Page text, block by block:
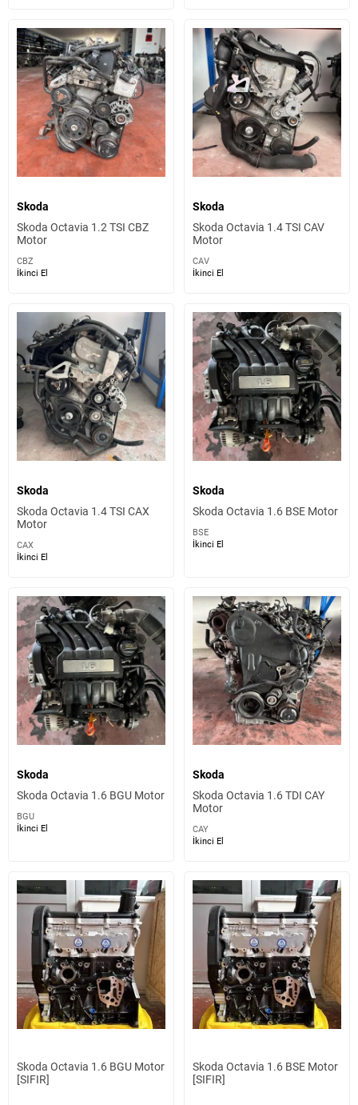
Skoda
Skoda Octavia 1.2 TSI CBZ
Motor
CBZ
İkinci El
Skoda
Skoda Octavia 1.4 TSI CAV
Motor
CAV
İkinci El
Skoda
Skoda Octavia 1.4 TSI CAX
Motor
CAX
İkinci El
Skoda
Skoda Octavia 1.6 BSE Motor
BSE
İkinci El
Skoda
Skoda Octavia 1.6 BGU Motor
BGU
İkinci El
Skoda
Skoda Octavia 1.6 TDI CAY
Motor
CAY
İkinci El
Skoda Octavia 1.6 BGU Motor
[SIFIR]
Skoda Octavia 1.6 BSE Motor
[SIFIR]